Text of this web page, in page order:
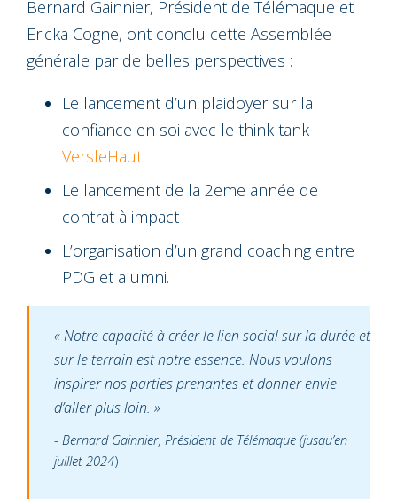
Bernard Gainnier, Président de Télémaque et
Ericka Cogne, ont conclu cette Assemblée
générale par de belles perspectives :
Le lancement d’un plaidoyer sur la
confiance en soi avec le think tank
VersleHaut
Le lancement de la 2eme année de
contrat à impact
L’organisation d’un grand coaching entre
PDG et alumni.
« Notre capacité à créer le lien social sur la durée et
sur le terrain est notre essence. Nous voulons
inspirer nos parties prenantes et donner envie
d’aller plus loin. »
Bernard Gainnier, Président de Télémaque (jusqu’en
juillet 2024)